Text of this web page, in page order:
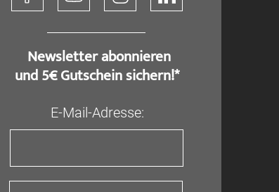
​ Newsletter abonnieren
und 5€ Gutschein sichern!*
E-Mail-Adresse: